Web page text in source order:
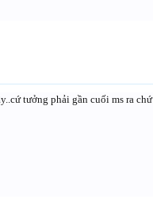
tưởng phải gần cuối ms ra chứ